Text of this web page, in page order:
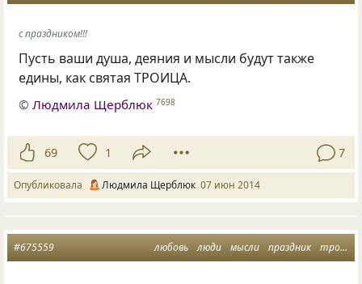
с праздником!!!
Пусть ваши душа, деяния и мысли будут также
едины, как святая ТРОИЦА.
©Людмила Щерблюк 7698
69 1 7
Опубликовала Людмила Щерблюк 07 июн 2014
любовь люди мысли праздник троица
#675559